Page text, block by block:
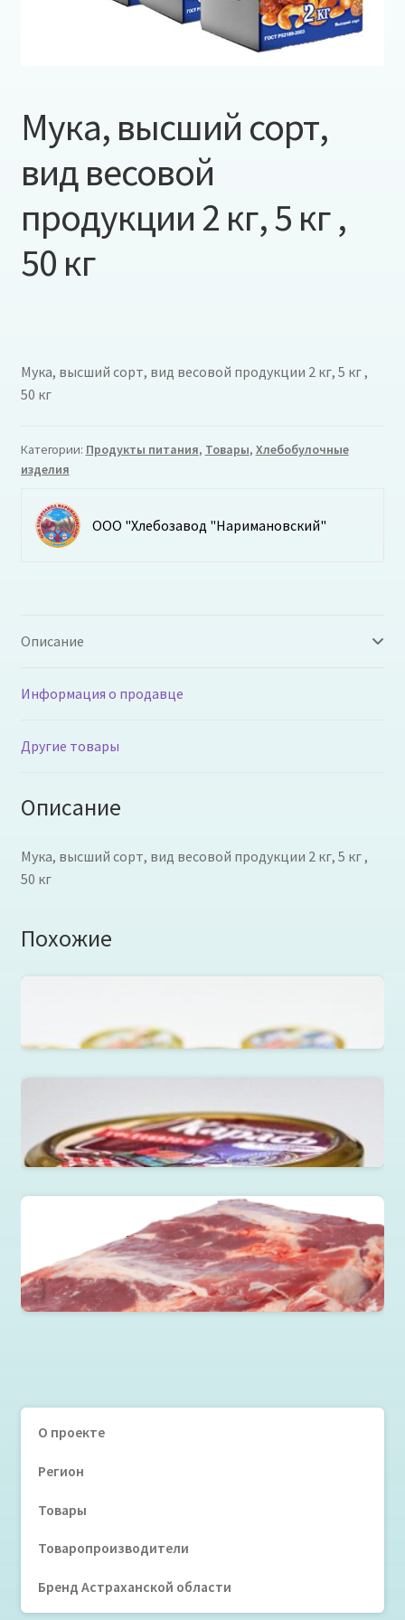
Мука, высший сорт,
вид весовой
продукции 2 кг, 5 кг ,
50 кг
Мука, высший сорт, вид весовой продукции 2 кг, 5 кг ,
50 кг
Категории: Продукты питания, Товары, Хлебобулочные
изделия
ООО "Хлебозавод "Наримановский"
Описание
Информация о продавце
Другие товары
Описание
Мука, высший сорт, вид весовой продукции 2 кг, 5 кг ,
50 кг
Похожие
Сом обжаренный в томатном соусе в ст.банке 220г.
Карась обжаренный в томатном соусе в ст.банке
220г.
Толстый край без кости
Читать далее
О проекте
Регион
Товары
Товаропроизводители
Бренд Астраханской области